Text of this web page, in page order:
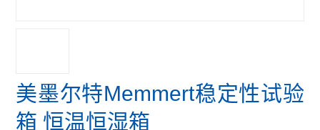
美墨尔特Memmert稳定性试验
箱 恒温恒湿箱